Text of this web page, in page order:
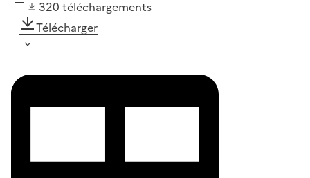
320 téléchargements
Télécharger